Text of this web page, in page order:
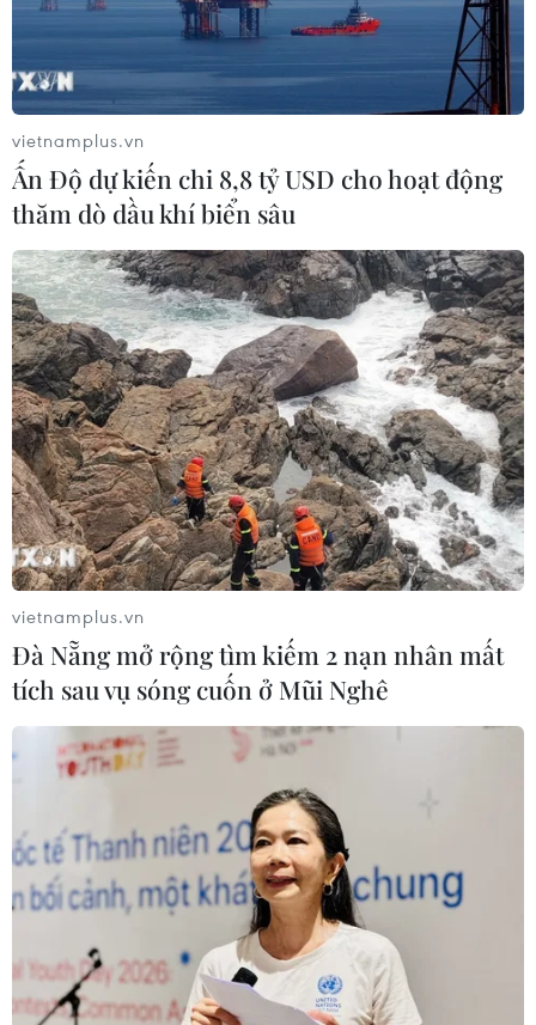
TIN CÙNG CHUYÊN MỤC
Thêm dư địa dòng tiền cho doanh
nghiệp nhỏ và vừa từ chính sách
09/08/2026 14:15
Những giấc mơ bay cất cánh từ
09/08/2026 09:11
vietnamplus.vn
Ấn Độ dự kiến chi 8,8 tỷ USD cho hoạt động
thăm dò dầu khí biển sâu
vietnamplus.vn
Đà Nẵng mở rộng tìm kiếm 2 nạn nhân mất
tích sau vụ sóng cuốn ở Mũi Nghê